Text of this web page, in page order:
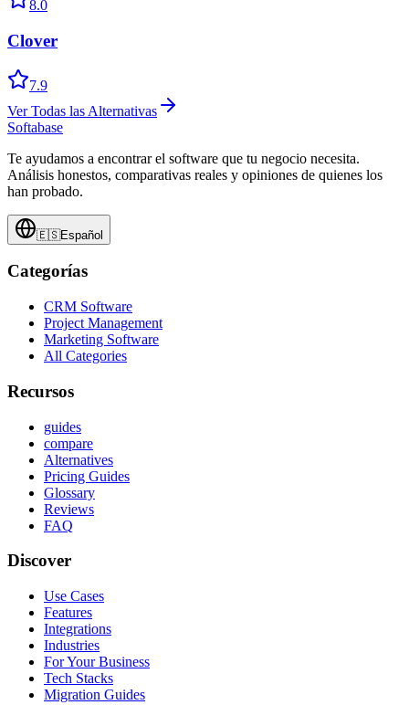
8.0
Clover
7.9
Ver Todas las Alternativas
Softabase
Te ayudamos a encontrar el software que tu negocio necesita.
Análisis honestos, comparativas reales y opiniones de quienes los
han probado.
🇪🇸Español
Categorías
CRM Software
Project Management
Marketing Software
All Categories
Recursos
guides
compare
Alternatives
Pricing Guides
Glossary
Reviews
FAQ
Discover
Use Cases
Features
Integrations
Industries
For Your Business
Tech Stacks
Migration Guides